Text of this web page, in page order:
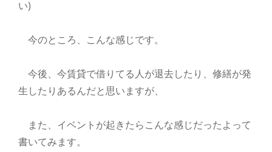
い)
今のところ、こんな感じです。
今後、今賃貸で借りてる人が退去したり、修繕が発
生したりあるんだと思いますが、
また、イベントが起きたらこんな感じだったよって
書いてみます。